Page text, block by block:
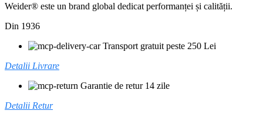
Weider® este un brand global dedicat performanței și calității.
Din 1936
Transport gratuit peste 250 Lei
Detalii Livrare
Garantie de retur 14 zile
Detalii Retur